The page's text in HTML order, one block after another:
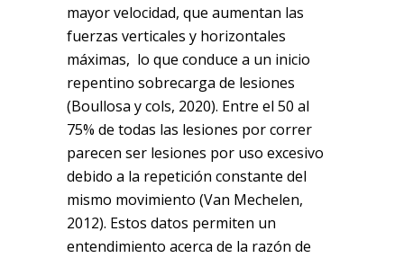
mayor velocidad, que aumentan las
fuerzas verticales y horizontales
máximas, lo que conduce a un inicio
repentino sobrecarga de lesiones
(Boullosa y cols, 2020). Entre el 50 al
75% de todas las lesiones por correr
parecen ser lesiones por uso excesivo
debido a la repetición constante del
mismo movimiento (Van Mechelen,
2012). Estos datos permiten un
entendimiento acerca de la razón de